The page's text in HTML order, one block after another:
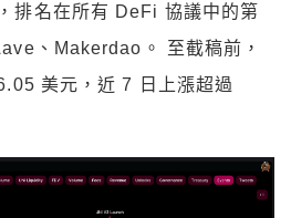
排名在所有 DeFi 協議中的第
、Makerdao。 至截稿前，
美元，近 7 日上漲超過